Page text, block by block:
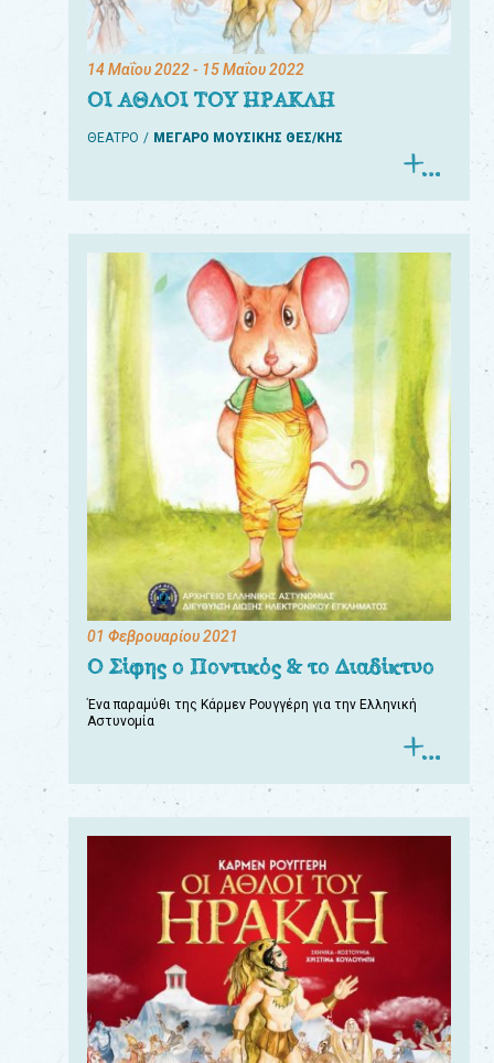
14 Μαΐου 2022- 15 Μαΐου 2022
ΟΙ ΑΘΛΟΙ ΤΟΥ ΗΡΑΚΛΗ
ΘΕΑΤΡΟ ΜΕΓΑΡΟ ΜΟΥΣΙΚΗΣ ΘΕΣ/ΚΗΣ
01 Φεβρουαρίου 2021
Ο Σίφης ο Ποντικός & το Διαδίκτυο
Ένα παραμύθι της Κάρμεν Ρουγγέρη για την Ελληνική
Αστυνομία